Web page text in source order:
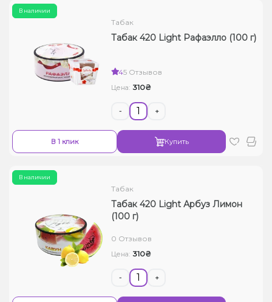
В наличии
Табак
Табак 420 Light Рафаэлло (100 г)
45 Отзывов
Цена: 310₴
- +
В 1 клик Купить
В наличии
Табак
Табак 420 Light Арбуз Лимон
(100 г)
0 Отзывов
Цена: 310₴
- +